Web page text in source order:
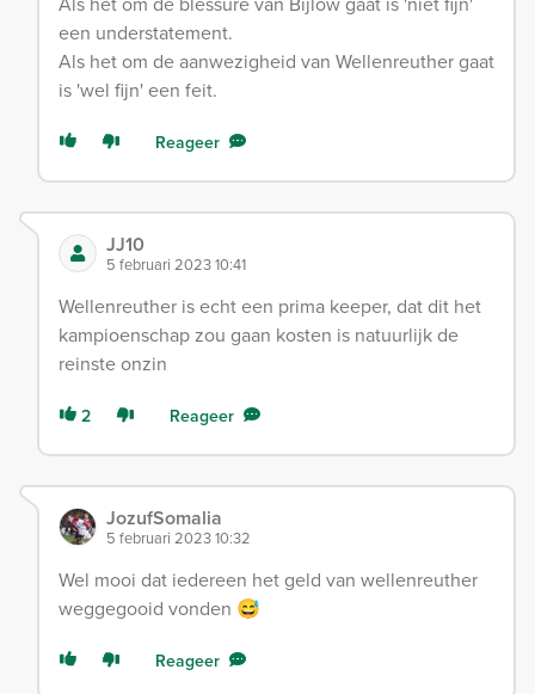
een understatement.
Als het om de aanwezigheid van Wellenreuther gaat
is 'wel fijn' een feit.
Reageer
JJ10
5 februari 2023 10:41
Wellenreuther is echt een prima keeper, dat dit het
kampioenschap zou gaan kosten is natuurlijk de
reinste onzin
2 Reageer
JozufSomalia
5 februari 2023 10:32
Wel mooi dat iedereen het geld van wellenreuther
weggegooid vonden 😅
Reageer